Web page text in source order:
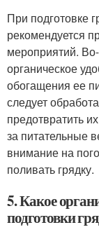
При подготовке
рекомендуется
мероприятий.
органическое
обогащения ее
следует
предотвратить
за питательные
внимание на
поливать грядку.
5. Какое
подготовки